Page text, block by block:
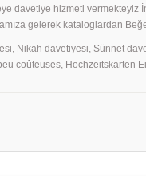
davetiye hizmeti vermekteyiz
gelerek kataloglardan
Nikah davetiyesi, Sünnet
coûteuses, Hochzeitskarten